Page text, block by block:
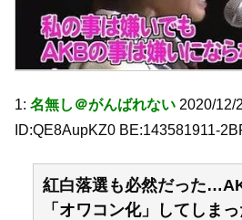
1: 名無し＠がんばれない 2020/12/
ID:QE8AupKZ0 BE:143581911-
紅白落選も必然だった
「オワコン化」してしま